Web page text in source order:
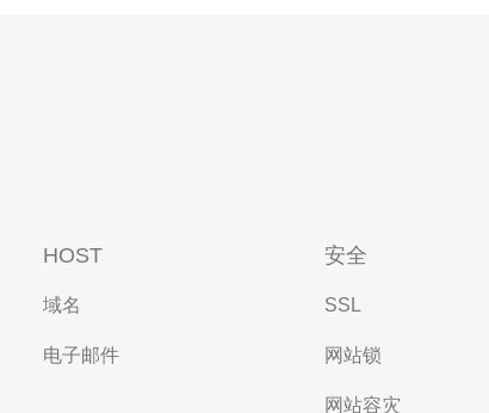
HOST
域名
电子邮件
安全
SSL
网站锁
网站容灾